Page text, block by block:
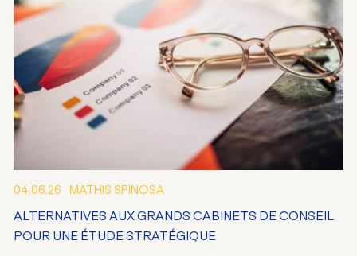
04.06.26 MATHIS SPINOSA
ALTERNATIVES AUX GRANDS CABINETS DE CONSEIL
POUR UNE ÉTUDE STRATÉGIQUE